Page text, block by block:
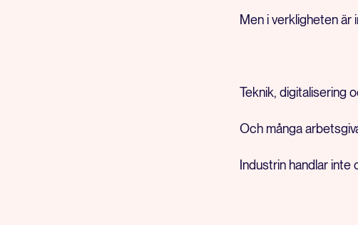
Men i verkligheten är
Teknik, digitalisering
Och många
Industrin handlar inte